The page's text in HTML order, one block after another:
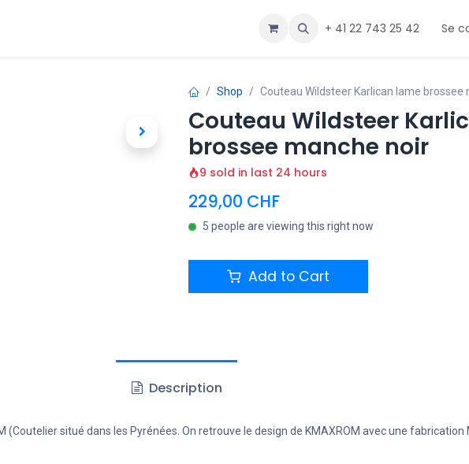
+ 41 22 743 25 42 Se
Shop Couteau Wildsteer Karlican lame brossee
Couteau Wildsteer
brossee manche noir
9 sold in last 24 hours
229,00 CHF
5 people are viewing this right now
Add to Cart
Description
(Coutelier situé dans les Pyrénées. On retrouve le design de KMAXROM avec une fabrication